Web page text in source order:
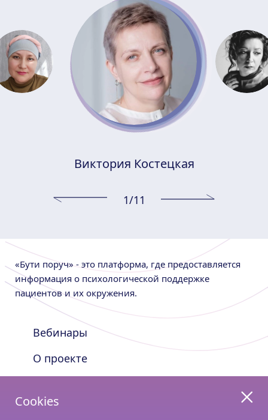
Виктория Костецкая
1/11
«Бути поруч» - это платформа, где предоставляется
информация о психологической поддержке
пациентов и их окружения.
Вебинары
О проекте
Оставайтесь с нами на связи
Cookies